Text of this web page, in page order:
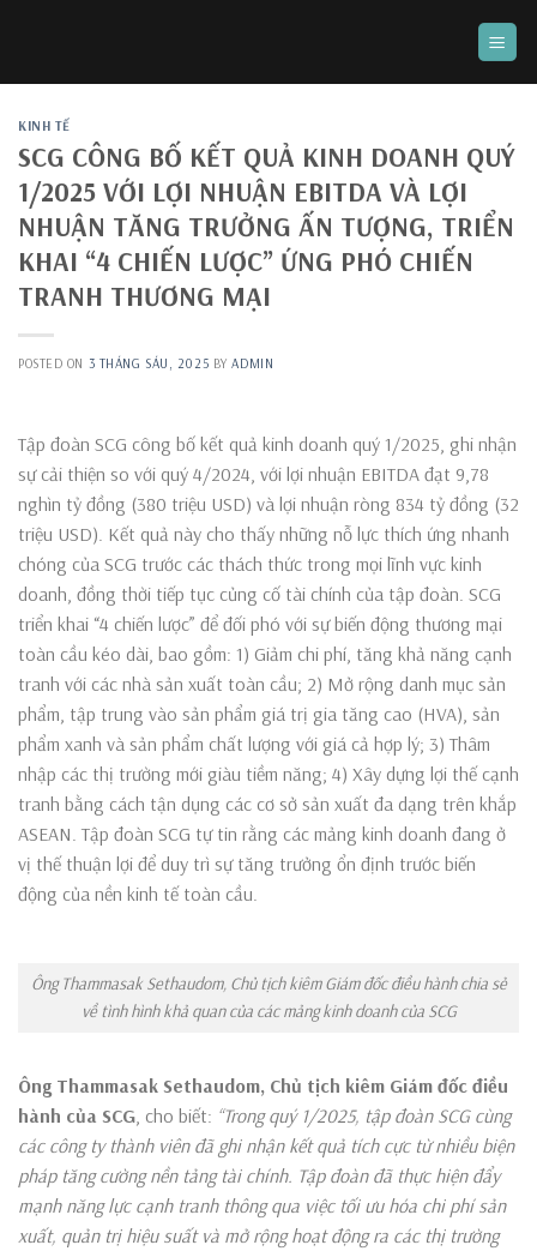
KINH TẾ
SCG CÔNG BỐ KẾT QUẢ KINH DOANH QUÝ
1/2025 VỚI LỢI NHUẬN EBITDA VÀ LỢI
NHUẬN TĂNG TRƯỞNG ẤN TƯỢNG, TRIỂN
KHAI “4 CHIẾN LƯỢC” ỨNG PHÓ CHIẾN
TRANH THƯƠNG MẠI
POSTED ON 3 THÁNG SÁU, 2025 BYADMIN
Tập đoàn SCG công bố kết quả kinh doanh quý 1/2025, ghi nhận
sự cải thiện so với quý 4/2024, với lợi nhuận EBITDA đạt 9,78
nghìn tỷ đồng (380 triệu USD) và lợi nhuận ròng 834 tỷ đồng (32
triệu USD). Kết quả này cho thấy những nỗ lực thích ứng nhanh
chóng của SCG trước các thách thức trong mọi lĩnh vực kinh
doanh, đồng thời tiếp tục củng cố tài chính của tập đoàn. SCG
triển khai “4 chiến lược” để đối phó với sự biến động thương mại
toàn cầu kéo dài, bao gồm: 1) Giảm chi phí, tăng khả năng cạnh
tranh với các nhà sản xuất toàn cầu; 2) Mở rộng danh mục sản
phẩm, tập trung vào sản phẩm giá trị gia tăng cao (HVA), sản
phẩm xanh và sản phẩm chất lượng với giá cả hợp lý; 3) Thâm
nhập các thị trường mới giàu tiềm năng; 4) Xây dựng lợi thế cạnh
tranh bằng cách tận dụng các cơ sở sản xuất đa dạng trên khắp
ASEAN. Tập đoàn SCG tự tin rằng các mảng kinh doanh đang ở
vị thế thuận lợi để duy trì sự tăng trưởng ổn định trước biến
động của nền kinh tế toàn cầu.
Ông Thammasak Sethaudom, Chủ tịch kiêm Giám đốc điều hành chia sẻ
về tình hình khả quan của các mảng kinh doanh của SCG
Ông Thammasak Sethaudom, Chủ tịch kiêm Giám đốc điều
hành của SCG , cho biết: “Trong quý 1/2025, tập đoàn SCG cùng
các công ty thành viên đã ghi nhận kết quả tích cực từ nhiều biện
pháp tăng cường nền tảng tài chính. Tập đoàn đã thực hiện đẩy
mạnh năng lực cạnh tranh thông qua việc tối ưu hóa chi phí sản
xuất, quản trị hiệu suất và mở rộng hoạt động ra các thị trường